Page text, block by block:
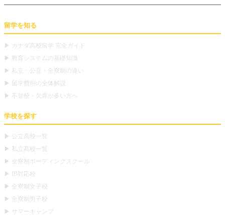
留学を知る
▶ カナダ高校留学 完全ガイド
▶ 教育システムの基礎知識
▶ 私立・公立・全寮制の違い
▶ 留学費用の全体解説
▶ 不登校・欠席が多い方へ
学校を探す
▶ 公立高校一覧
▶ 私立高校一覧
▶ 全寮制ボーディングスクール
▶ IB対応校
▶ 全寮制女子校
▶ 全寮制男子校
▶ サマーキャンプ